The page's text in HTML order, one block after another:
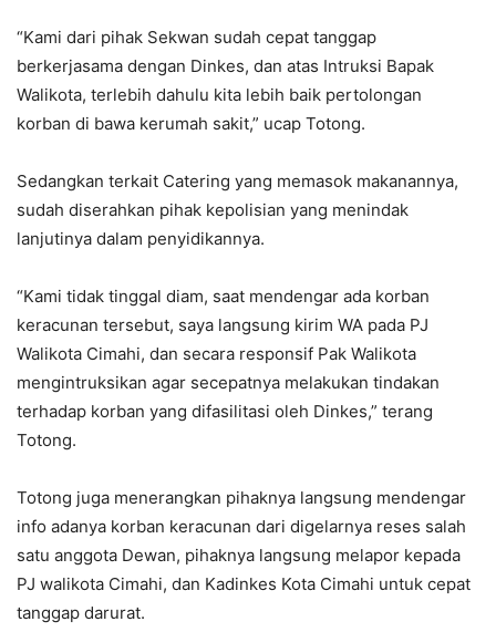
“Kami dari pihak Sekwan sudah cepat tanggap
berkerjasama dengan Dinkes, dan atas Intruksi Bapak
Walikota, terlebih dahulu kita lebih baik pertolongan
korban di bawa kerumah sakit,” ucap Totong.
Sedangkan terkait Catering yang memasok makanannya,
sudah diserahkan pihak kepolisian yang menindak
lanjutinya dalam penyidikannya.
“Kami tidak tinggal diam, saat mendengar ada korban
keracunan tersebut, saya langsung kirim WA pada PJ
Walikota Cimahi, dan secara responsif Pak Walikota
mengintruksikan agar secepatnya melakukan tindakan
terhadap korban yang difasilitasi oleh Dinkes,” terang
Totong.
Totong juga menerangkan pihaknya langsung mendengar
info adanya korban keracunan dari digelarnya reses salah
satu anggota Dewan, pihaknya langsung melapor kepada
PJ walikota Cimahi, dan Kadinkes Kota Cimahi untuk cepat
tanggap darurat.